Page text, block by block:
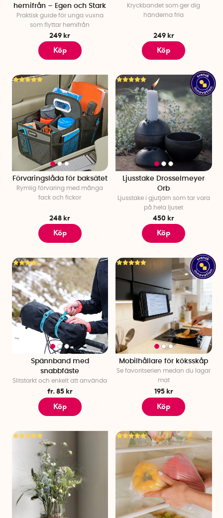
hemifrån – Egen och Stark
Praktisk guide för unga vuxna
som flyttar hemifrån
249 kr
Köp
Kryckbandet som ger dig
händerna fria
249 kr
Köp
Förvaringslåda för baksätet
Rymlig förvaring med många
fack och fickor
248 kr
Köp
Ljusstake Drosselmeyer
Orb
Ljusstake i gjutjärn som tar vara
på hela ljuset
450 kr
Köp
Spännband med
snabbfäste
Slitstarkt och enkelt att använda
fr. 85 kr
Köp
Mobilhållare för köksskåp
Se favoritserien medan du lagar
mat
195 kr
Köp